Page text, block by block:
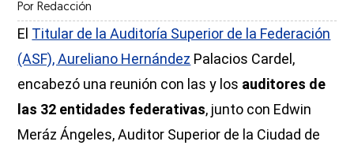
Por Redacción
El Titular de la Auditoría Superior de la Federación
(ASF), Aureliano Hernández Palacios Cardel,
encabezó una reunión con las y los auditores de
las 32 entidades federativas, junto con Edwin
Meráz Ángeles, Auditor Superior de la Ciudad de